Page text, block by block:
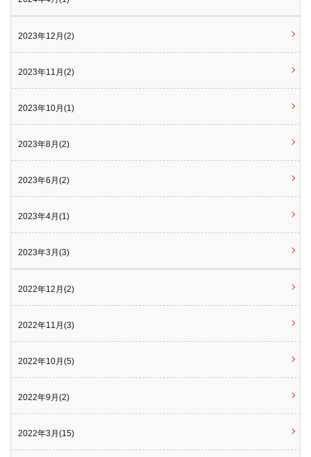
2023年12月(2)
2023年11月(2)
2023年10月(1)
2023年8月(2)
2023年6月(2)
2023年4月(1)
2023年3月(3)
2022年12月(2)
2022年11月(3)
2022年10月(5)
2022年9月(2)
2022年3月(15)